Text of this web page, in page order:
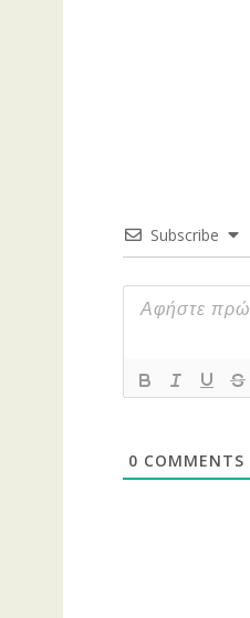
Subscribe
0 COMMENTS